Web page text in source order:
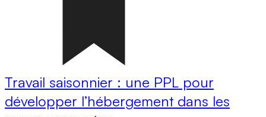
Travail saisonnier : une PPL pour
développer l’hébergement dans les